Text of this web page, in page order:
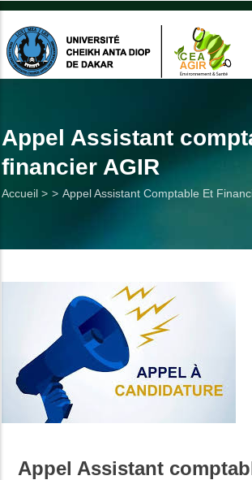
Aller
contenu
principal
Appel Assistant
financier AGIR
Fil
Accueil > Appel Assistant Comptable Et
Appel Assistant